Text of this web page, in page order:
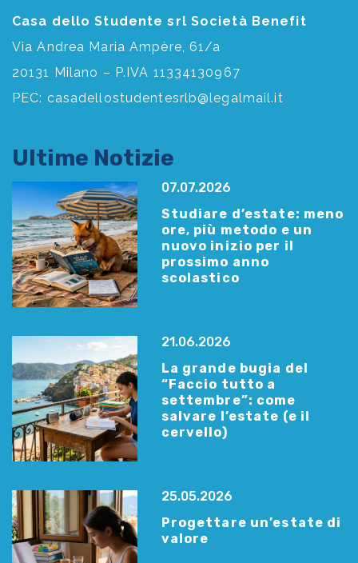
Casa dello Studente srl Società Benefit
Via Andrea Maria Ampère, 61/a
20131 Milano – P.IVA 11334130967
PEC: casadellostudentesrlb@legalmail.it
Ultime Notizie
07.07.2026
Studiare d’estate: meno
ore, più metodo e un
nuovo inizio per il
prossimo anno
scolastico
21.06.2026
La grande bugia del
“Faccio tutto a
settembre”: come
salvare l’estate (e il
cervello)
25.05.2026
Progettare un’estate di
valore